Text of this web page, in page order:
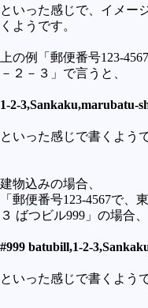
といった感じで、イメー
くようです。
上の例「郵便番号123-
－２－３」で言うと、
1-2-3,Sankaku,marubatu-
といった感じで書くよう
建物込みの場合、
「郵便番号123-4567で、
３ ばつビル999」の場合、
#999 batubill,1-2-
といった感じで書くよう